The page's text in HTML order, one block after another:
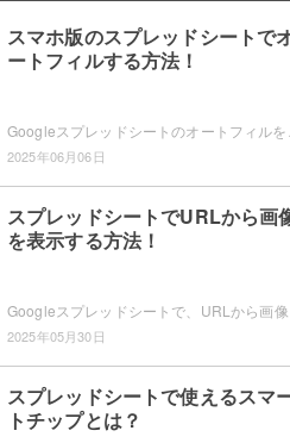
スマホ版のスプレッドシートで
ートフィルする方法！
2025年06月06日
スプレッドシートでURLから画
を表示する方法！
2025年05月30日
スプレッドシートで使えるスマ
トチップとは？